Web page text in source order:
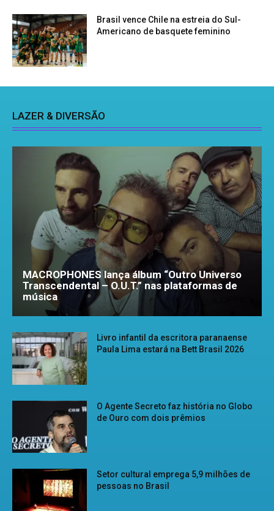
Brasil vence Chile na estreia do Sul-
Americano de basquete feminino
LAZER & DIVERSÃO
MACROPHONES lança álbum “Outro Universo
Transcendental – O.U.T.” nas plataformas de
música
Livro infantil da escritora paranaense
Paula Lima estará na Bett Brasil 2026
O Agente Secreto faz história no Globo
de Ouro com dois prêmios
Setor cultural emprega 5,9 milhões de
pessoas no Brasil